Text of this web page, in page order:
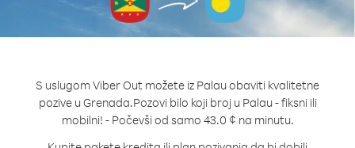
S uslugom Viber Out možete iz Palau obaviti kvalitetne
pozive u Grenada.Pozovi bilo koji broj u Palau - fiksni ili
mobilni! - Počevši od samo 43.0 ¢ na minutu.